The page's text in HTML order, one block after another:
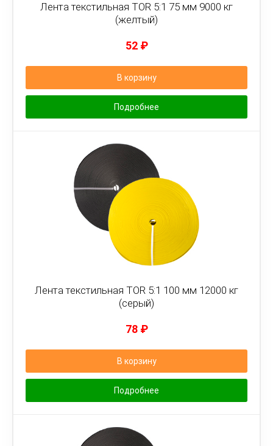
Лента текстильная TOR 5:1 75 мм 9000 кг
(желтый)
52 ₽
В корзину
Подробнее
Лента текстильная TOR 5:1 100 мм 12000 кг
(серый)
78 ₽
В корзину
Подробнее